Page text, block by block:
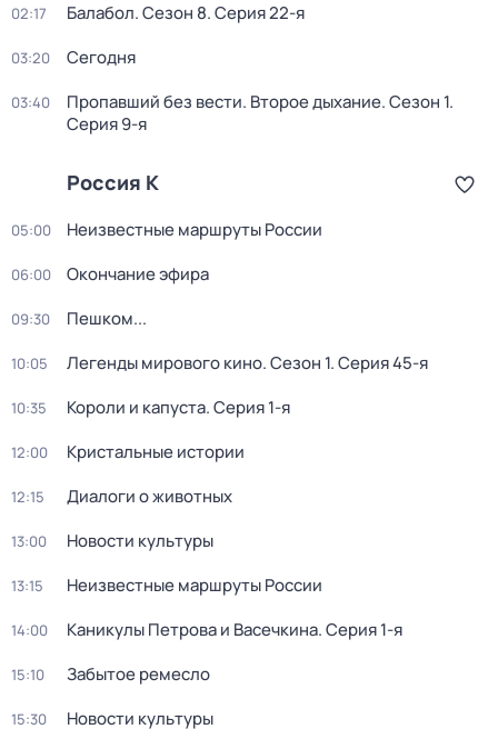
02:17 Балабол. Сезон 8. Серия 22-я
03:20 Сегодня
03:40 Пропавший без вести. Второе дыхание. Сезон 1.
Серия 9-я
Россия К
05:00 Неизвестные маршруты России
06:00 Окончание эфира
09:30 Пешком...
10:05 Легенды мирового кино. Сезон 1. Серия 45-я
10:35 Короли и капуста. Серия 1-я
12:00 Кристальные истории
12:15 Диалоги о животных
13:00 Новости культуры
13:15 Неизвестные маршруты России
14:00 Каникулы Петрова и Васечкина. Серия 1-я
15:10 Забытое ремесло
15:30 Новости культуры